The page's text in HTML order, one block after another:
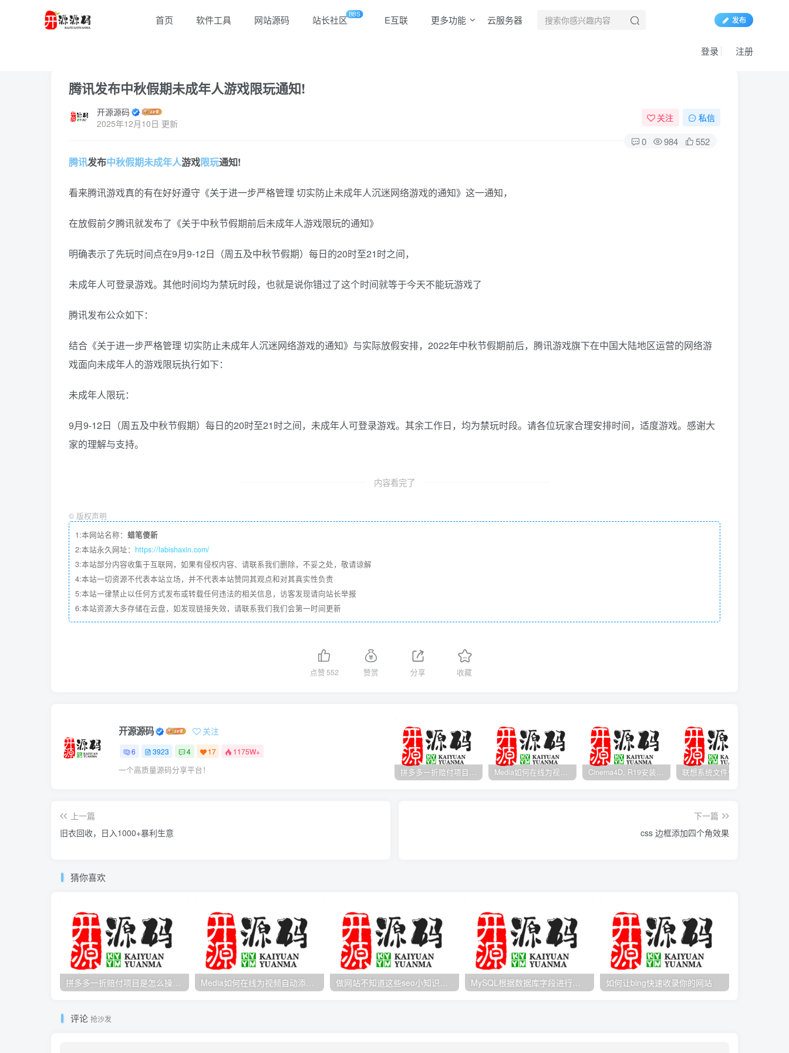
首页 软件工具 网站源码 站长社区BBS E互联 更多功能 云服务器 发布
登录 注册
腾讯发布中秋假期未成年人游戏限玩通知!
开源源码
2025年12月10日 更新
关注 私信
0 984 552
腾讯发布中秋假期未成年人游戏限玩通知!
看来腾讯游戏真的有在好好遵守《关于进一步严格管理 切实防止未成年人沉迷网络游戏的通知》这一通知，
在放假前夕腾讯就发布了《关于中秋节假期前后未成年人游戏限玩的通知》
明确表示了先玩时间点在9月9-12日（周五及中秋节假期）每日的20时至21时之间，
未成年人可登录游戏。其他时间均为禁玩时段，也就是说你错过了这个时间就等于今天不能玩游戏了
腾讯发布公众如下：
结合《关于进一步严格管理 切实防止未成年人沉迷网络游戏的通知》与实际放假安排，2022年中秋节假期前后，腾讯游戏旗下在中国大陆地区运营的网络游
戏面向未成年人的游戏限玩执行如下：
未成年人限玩：
9月9-12日（周五及中秋节假期）每日的20时至21时之间，未成年人可登录游戏。其余工作日，均为禁玩时段。请各位玩家合理安排时间，适度游戏。感谢大
家的理解与支持。
内容看完了
© 版权声明
1:本网站名称： 蜡笔傻新
2:本站永久网址： https://labishaxin.com/
3:本站部分内容收集于互联网，如果有侵权内容、请联系我们删除，不妥之处，敬请谅解
4:本站一切资源不代表本站立场，并不代表本站赞同其观点和对其真实性负责
5:本站一律禁止以任何方式发布或转载任何违法的相关信息，访客发现请向站长举报
6:本站资源大多存储在云盘，如发现链接失效，请联系我们我们会第一时间更新
点赞 552 赞赏 分享 收藏
开源源码 关注
6 3923 4 17 1175W+
一个高质量源码分享平台！ 拼多多一折赔付项目是怎么操作的？ Media如何在线为视频自动添加字幕？ Cinema4D, R19安装包开心版带序列号
上一篇
旧衣回收，日入1000+暴利生意
下一篇
css 边框添加四个角效果
猜你喜欢
拼多多一折赔付项目是怎么操作的？ Media如何在线为视频自动添加字幕？ 做网站不知道这些seo小知识可不行 MySQL根据数据库字段进行按天、按月、按年分组统计查询 如何让bing快速收录你的网站
评论 抢沙发